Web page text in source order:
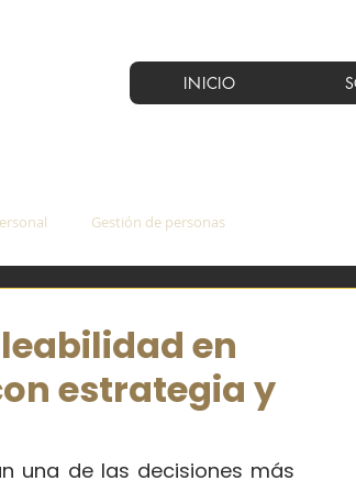
INICIO
Gestión de personas
en
estrategia y
una de las decisiones más